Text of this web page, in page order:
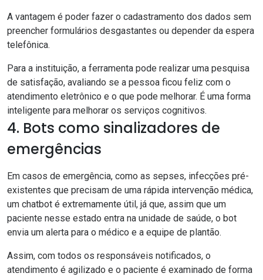
A vantagem é poder fazer o cadastramento dos dados sem
preencher formulários desgastantes ou depender da espera
telefônica.
Para a instituição, a ferramenta pode realizar uma pesquisa
de satisfação, avaliando se a pessoa ficou feliz com o
atendimento eletrônico e o que pode melhorar. É uma forma
inteligente para melhorar os serviços cognitivos.
4. Bots como sinalizadores de
emergências
Em casos de emergência, como as sepses, infecções pré-
existentes que precisam de uma rápida intervenção médica,
um chatbot é extremamente útil, já que, assim que um
paciente nesse estado entra na unidade de saúde, o bot
envia um alerta para o médico e a equipe de plantão.
Assim, com todos os responsáveis notificados, o
atendimento é agilizado e o paciente é examinado de forma